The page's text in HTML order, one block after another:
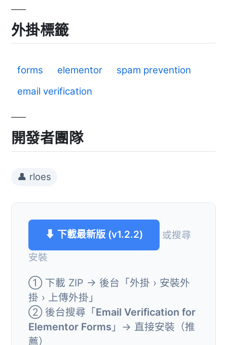
外掛標籤
forms elementor
spam prevention
email verification
開發者團隊
👤 rloes
⬇ 下載最新版 (v1.2.2)
或搜尋
安裝
① 下載 ZIP → 後台「外掛 › 安裝外
掛 › 上傳外掛」
② 後台搜尋「Email Verification for
Elementor Forms 」→ 直接安裝（推
薦）